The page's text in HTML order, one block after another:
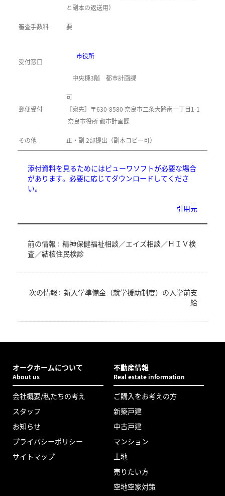
と副本の返送用）
審査手数料 要
受付窓口
市役所
中央棟3階 都市計画課
郵便受付
可
［宛先］〒630-8580 奈良市二条大路南一丁目1-1
奈良市役所 都市計画課
その他 正・副 2部提出（副本コピー可）
添付資料を見るためにはビューワソフトが必要な場合
があります。必要に応じてダウンロードしてくださ
い。
引用元
前の情報 : 精神保健福祉相談／エイズ相談／ＨＩＶ検
査／結核住民検診
次の情報 : 新入学準備金（就学援助制度）の入学前支
給
オークホームについて
About us
会社概要/私たちの考え
スタッフ
お知らせ
プライバシーポリシー
サイトマップ
不動産情報
Real estate information
ご購入をお考えの方
新築戸建
中古戸建
マンション
土地
売りたい方
空地空家対策